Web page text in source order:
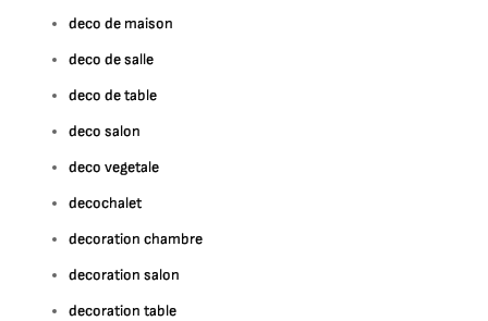
deco de maison
deco de salle
deco de table
deco salon
deco vegetale
decochalet
decoration chambre
decoration salon
decoration table